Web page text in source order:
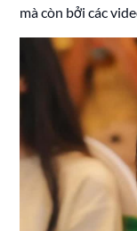
mà còn bởi các